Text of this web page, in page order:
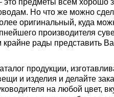
предметы всем хорошо
Но что же можно
оригинальный, куда
производителя
крайне рады представить
продукции,
и изделия и делайте
на любой цвет,